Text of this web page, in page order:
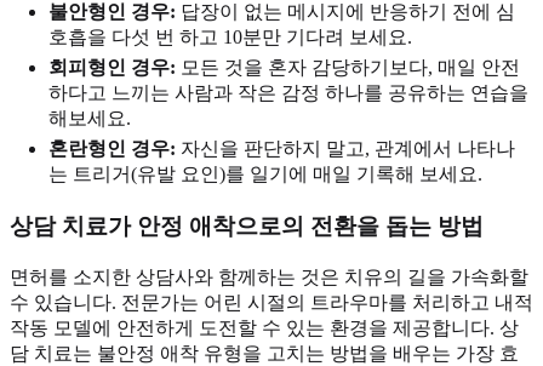
불안형인 경우: 답장이 없는 메시지에 반응하기 전에 심
호흡을 다섯 번 하고 10분만 기다려 보세요.
회피형인 경우: 모든 것을 혼자 감당하기보다, 매일 안전
하다고 느끼는 사람과 작은 감정 하나를 공유하는 연습을
해보세요.
혼란형인 경우: 자신을 판단하지 말고, 관계에서 나타나
는 트리거(유발 요인)를 일기에 매일 기록해 보세요.
상담 치료가 안정 애착으로의 전환을 돕는 방법
면허를 소지한 상담사와 함께하는 것은 치유의 길을 가속화할
수 있습니다. 전문가는 어린 시절의 트라우마를 처리하고 내적
작동 모델에 안전하게 도전할 수 있는 환경을 제공합니다. 상
담 치료는 불안정 애착 유형을 고치는 방법을 배우는 가장 효